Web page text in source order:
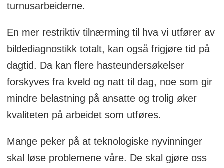
turnusarbeiderne.
En mer restriktiv tilnærming til hva vi utfører av
bildediagnostikk totalt, kan også frigjøre tid på
dagtid. Da kan flere hasteundersøkelser
forskyves fra kveld og natt til dag, noe som gir
mindre belastning på ansatte og trolig øker
kvaliteten på arbeidet som utføres.
Mange peker på at teknologiske nyvinninger
skal løse problemene våre. De skal gjøre oss